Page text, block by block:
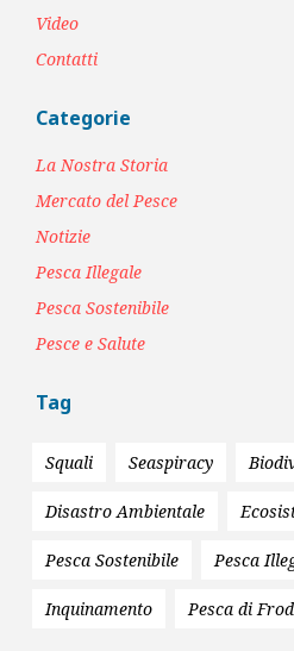
Video
Contatti
Categorie
La Nostra Storia
Mercato del Pesce
Notizie
Pesca Illegale
Pesca Sostenibile
Pesce e Salute
Tag
Squali Seaspiracy
Disastro Ambientale
Pesca Sostenibile Pesca
Inquinamento Pesca di